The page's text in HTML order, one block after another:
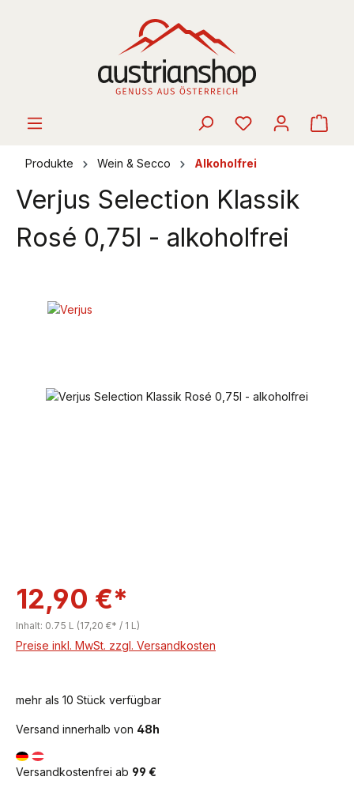
Produkte Wein & Secco Alkoholfrei
Verjus Selection Klassik
Rosé 0,75l - alkoholfrei
Bildergalerie überspringen
12,90 €*
Inhalt: 0.75 L (17,20 €* / 1 L)
Preise inkl. MwSt. zzgl. Versandkosten
mehr als 10 Stück verfügbar
Versand innerhalb von 48h
Versandkostenfrei ab 99 €